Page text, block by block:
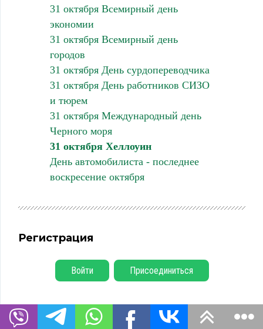
31 октября Всемирный день
экономии
31 октября Всемирный день
городов
31 октября День сурдопереводчика
31 октября День работников СИЗО
и тюрем
31 октября Международный день
Черного моря
31 октября Хеллоуин
День автомобилиста - последнее
воскресение октября
Регистрация
Войти Присоединиться